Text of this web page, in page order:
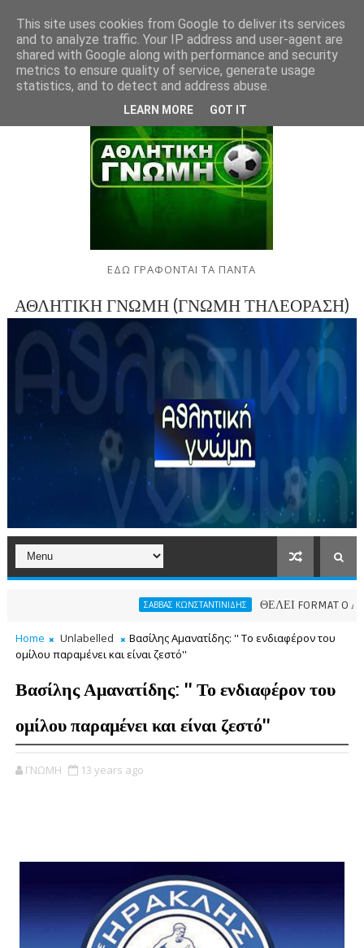
ΕΔΩ ΓΡΑΦΟΝΤΑΙ ΤΑ ΠΑΝΤΑ
ΑΘΛΗΤΙΚΗ ΓΝΩΜΗ (ΓΝΩΜΗ ΤΗΛΕΟΡΑΣΗ)
ΣΑΒΒΑΣ ΚΩΝΣΤΑΝΤΙΝΙΔΗΣ ΘΕΛΕΙ FORMAT O ΑΡΗΣ
Home Unlabelled
Βασίλης Αμανατίδης: '' Το ενδιαφέρον του
ομίλου παραμένει και είναι ζεστό''
Βασίλης Αμανατίδης: '' Το ενδιαφέρον του
ομίλου παραμένει και είναι ζεστό''
ΓΝΩΜΗ 13 years ago
This site uses cookies from Google to deliver its services
and to analyze traffic. Your IP address and user-agent are
shared with Google along with performance and security
metrics to ensure quality of service, generate usage
statistics, and to detect and address abuse.
LEARN MORE GOT IT